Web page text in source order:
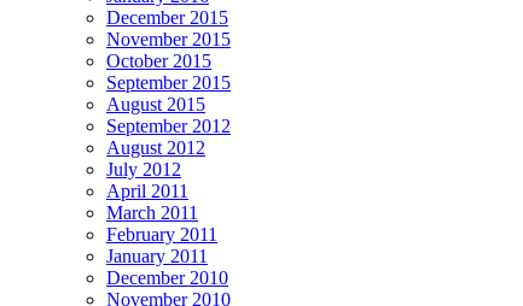
December 2015
November 2015
October 2015
September 2015
August 2015
September 2012
August 2012
July 2012
April 2011
March 2011
February 2011
January 2011
December 2010
November 2010